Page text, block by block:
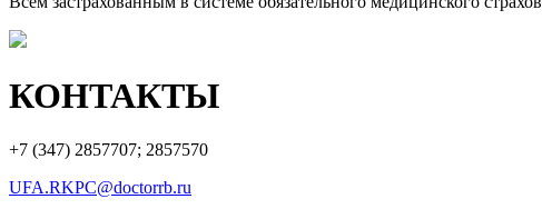
КОНТАКТЫ
+7 (347) 2857707; 2857570
UFA.RKPC@doctorrb.ru